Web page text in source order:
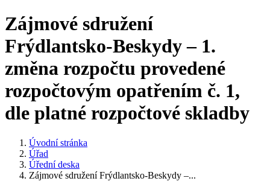
Zájmové sdružení
Frýdlantsko-Beskydy – 1.
změna rozpočtu provedené
rozpočtovým opatřením č. 1,
dle platné rozpočtové skladby
Úvodní stránka
Úřad
Úřední deska
Zájmové sdružení Frýdlantsko-Beskydy –...